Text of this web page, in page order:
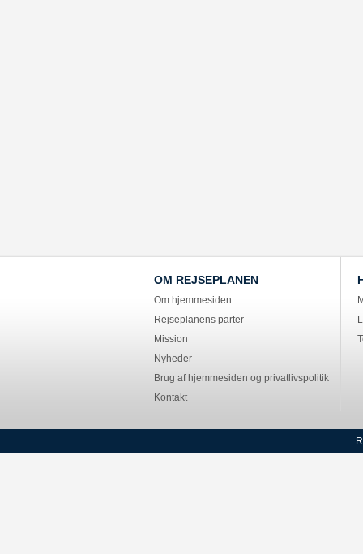
OM REJSEPLANEN
Om hjemmesiden
Rejseplanens parter
Mission
Nyheder
Brug af hjemmesiden og privatlivspolitik
Kontakt